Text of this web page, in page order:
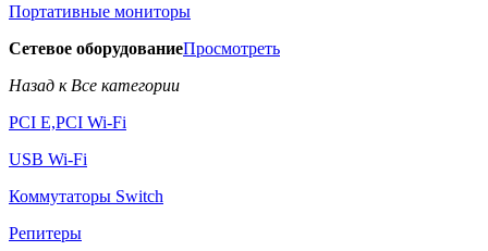
Портативные мониторы
Сетевое оборудованиеПросмотреть
Назад к Все категории
PCI E,PCI Wi-Fi
USB Wi-Fi
Коммутаторы Switch
Репитеры